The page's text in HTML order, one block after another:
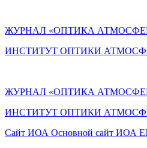
ЖУРНАЛ «ОПТИКА
ИНСТИТУТ ОПТИКИ
ЖУРНАЛ «ОПТИКА
ИНСТИТУТ ОПТИКИ
Cайт ИОА Основной сайт ИОА